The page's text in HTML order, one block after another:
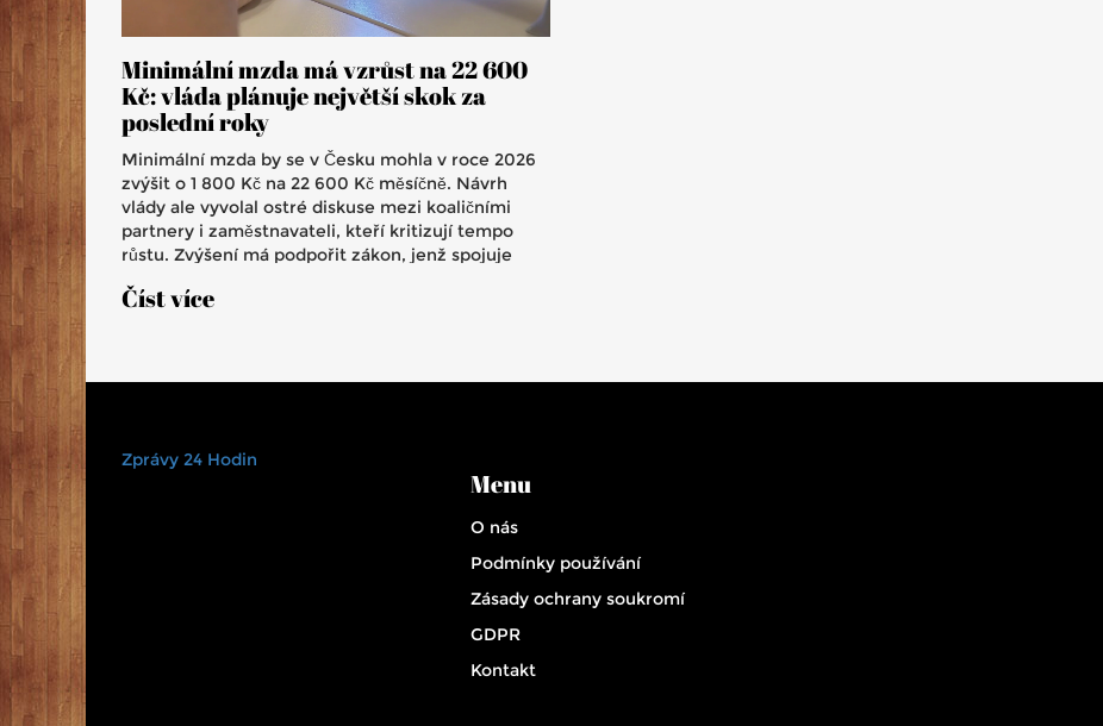
Minimální mzda má vzrůst na 22 600
Kč: vláda plánuje největší skok za
poslední roky
Minimální mzda by se v Česku mohla v roce 2026
zvýšit o 1 800 Kč na 22 600 Kč měsíčně. Návrh
vlády ale vyvolal ostré diskuse mezi koaličními
partnery i zaměstnavateli, kteří kritizují tempo
růstu. Zvýšení má podpořit zákon, jenž spojuje
Číst více
Zprávy 24 Hodin
Menu
O nás
Podmínky používání
Zásady ochrany soukromí
GDPR
Kontakt